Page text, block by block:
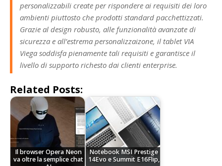
personalizzabili create per rispondere ai requisiti dei loro
ambienti piuttosto che prodotti standard pacchettizzati.
Grazie al design robusto, alle funzionalità avanzate di
sicurezza e all’estrema personalizzaizone, il tablet VIA
Viega soddisfa pienamente tali requisiti e garantisce il
livello di supporto richesto dai clienti enterprise.
Related Posts:
Il browser Opera Neon
va oltre la semplice chat
Notebook MSI Prestige
14Evo e Summit E16Flip,